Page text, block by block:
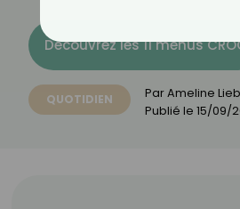
Découvrez les 11 menus
QUOTIDIEN ParAmeline Lieb
Publié le 15/09/